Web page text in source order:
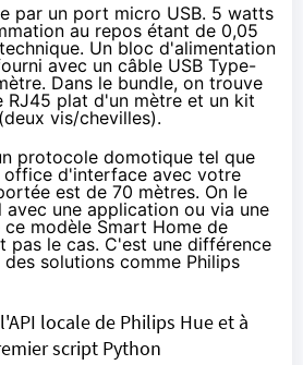
par un port micro USB. 5 watts
au repos étant de 0,05
Un bloc d'alimentation
avec un câble USB Type-
Dans le bundle, on trouve
RJ45 plat d'un mètre et un kit
vis/chevilles).
protocole domotique tel que
d'interface avec votre
est de 70 mètres. On le
une application ou via une
ce modèle Smart Home de
pas le cas. C'est une différence
solutions comme Philips
locale de Philips Hue et à
script Python